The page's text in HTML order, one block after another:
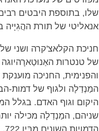
שלו, בתוספת היבטים
אנאליטי של תורת ההֲגִיָּיה
חניכת הקלאצ'קרה ושני
של טנטרות
והפנימית, החניכה
המַנְדַלָה ולגוף של דמות-
היקום וגוף האדם. בגלל
שניהם, המַנְדַלָה מכילה